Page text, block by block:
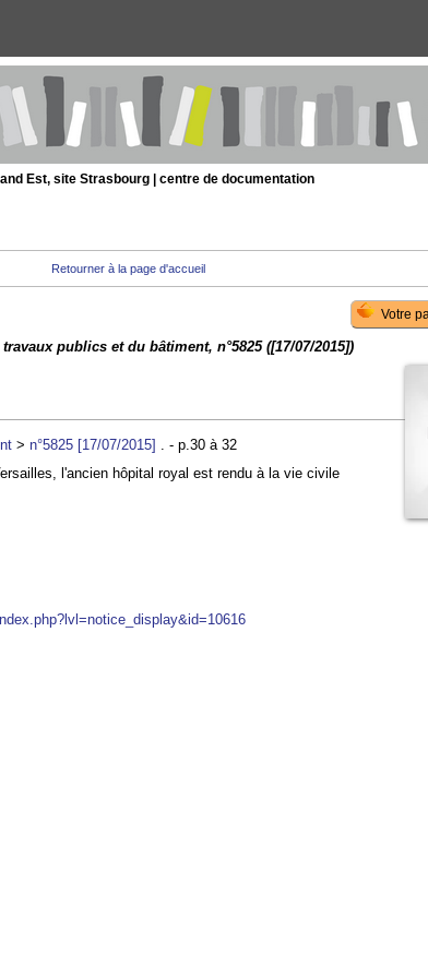
Est, site Strasbourg | centre de documentation
Retourner à la page d'accueil
publics et du bâtiment, n°5825 ([17/07/2015])
>n°5825 [17/07/2015] . - p.30 à 32
l'ancien hôpital royal est rendu à la vie civile